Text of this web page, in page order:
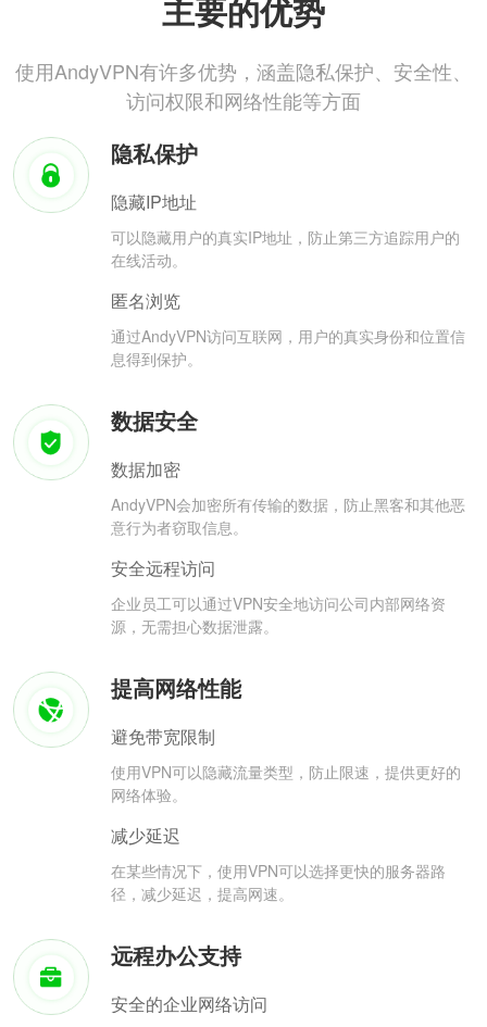
主要的优势
使用AndyVPN有许多优势，涵盖隐私保护、安全性、
访问权限和网络性能等方面
隐私保护
隐藏IP地址
可以隐藏用户的真实IP地址，防止第三方追踪用户的
在线活动。
匿名浏览
通过AndyVPN访问互联网，用户的真实身份和位置信
息得到保护。
数据安全
数据加密
AndyVPN会加密所有传输的数据，防止黑客和其他恶
意行为者窃取信息。
安全远程访问
企业员工可以通过VPN安全地访问公司内部网络资
源，无需担心数据泄露。
提高网络性能
避免带宽限制
使用VPN可以隐藏流量类型，防止限速，提供更好的
网络体验。
减少延迟
在某些情况下，使用VPN可以选择更快的服务器路
径，减少延迟，提高网速。
远程办公支持
安全的企业网络访问